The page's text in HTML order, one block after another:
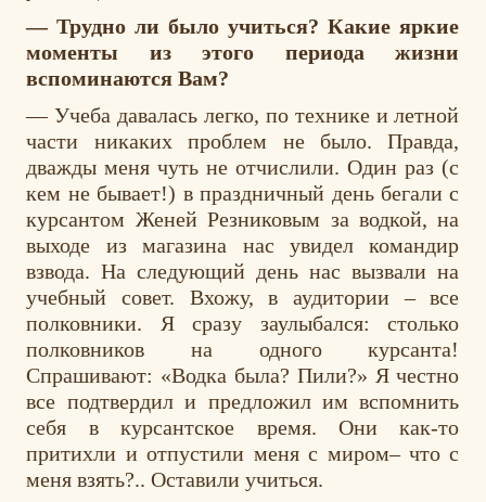
— Трудно ли было учиться? Какие яркие
моменты из этого периода жизни
вспоминаются Вам?
— Учеба давалась легко, по технике и летной
части никаких проблем не было. Правда,
дважды меня чуть не отчислили. Один раз (с
кем не бывает!) в праздничный день бегали с
курсантом Женей Резниковым за водкой, на
выходе из магазина нас увидел командир
взвода. На следующий день нас вызвали на
учебный совет. Вхожу, в аудитории – все
полковники. Я сразу заулыбался: столько
полковников на одного курсанта!
Спрашивают: «Водка была? Пили?» Я честно
все подтвердил и предложил им вспомнить
себя в курсантское время. Они как-то
притихли и отпустили меня с миром– что с
меня взять?.. Оставили учиться.